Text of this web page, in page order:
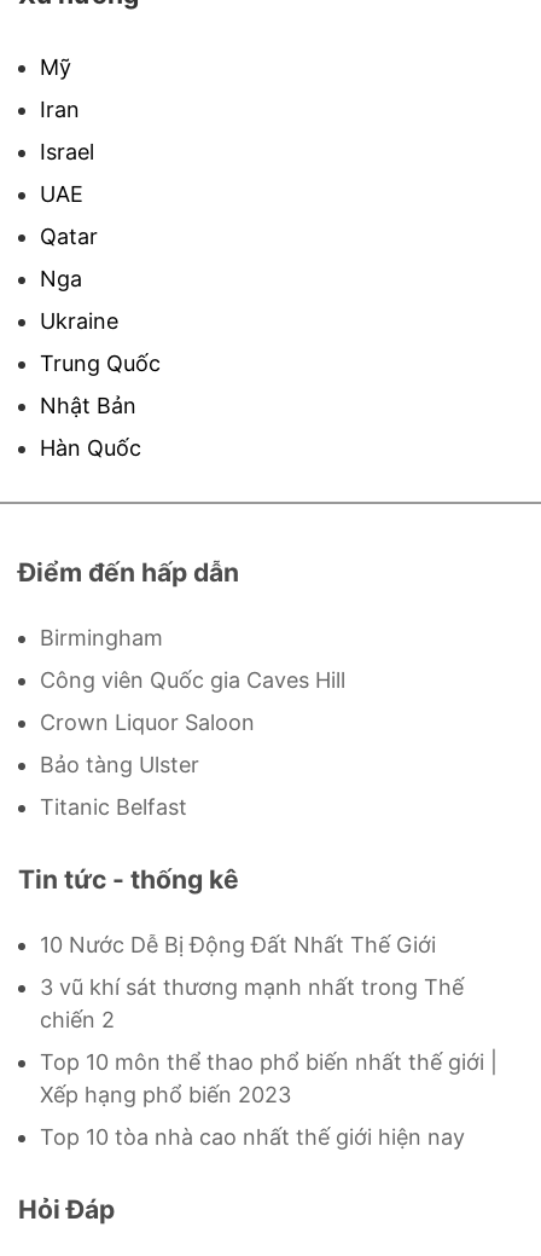
Mỹ
Iran
Israel
UAE
Qatar
Nga
Ukraine
Trung Quốc
Nhật Bản
Hàn Quốc
Điểm đến hấp dẫn
Birmingham
Công viên Quốc gia Caves Hill
Crown Liquor Saloon
Bảo tàng Ulster
Titanic Belfast
Tin tức - thống kê
10 Nước Dễ Bị Động Đất Nhất Thế Giới
3 vũ khí sát thương mạnh nhất trong Thế
chiến 2
Top 10 môn thể thao phổ biến nhất thế giới |
Xếp hạng phổ biến 2023
Top 10 tòa nhà cao nhất thế giới hiện nay
Hỏi Đáp